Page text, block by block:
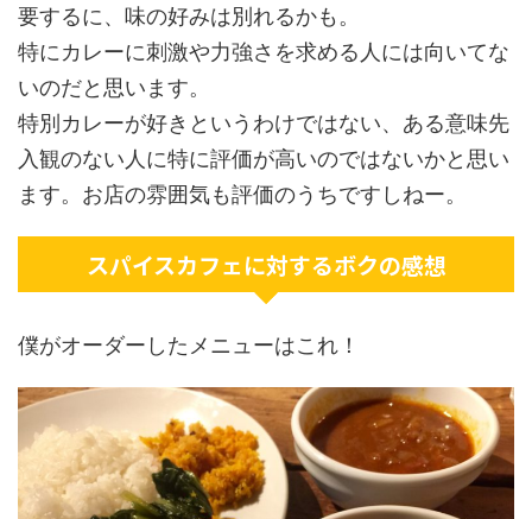
要するに、味の好みは別れるかも。
特にカレーに刺激や力強さを求める人には向いてな
いのだと思います。
特別カレーが好きというわけではない、ある意味先
入観のない人に特に評価が高いのではないかと思い
ます。お店の雰囲気も評価のうちですしねー。
スパイスカフェに対するボクの感想
僕がオーダーしたメニューはこれ！